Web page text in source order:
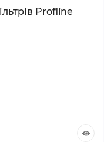
Profline